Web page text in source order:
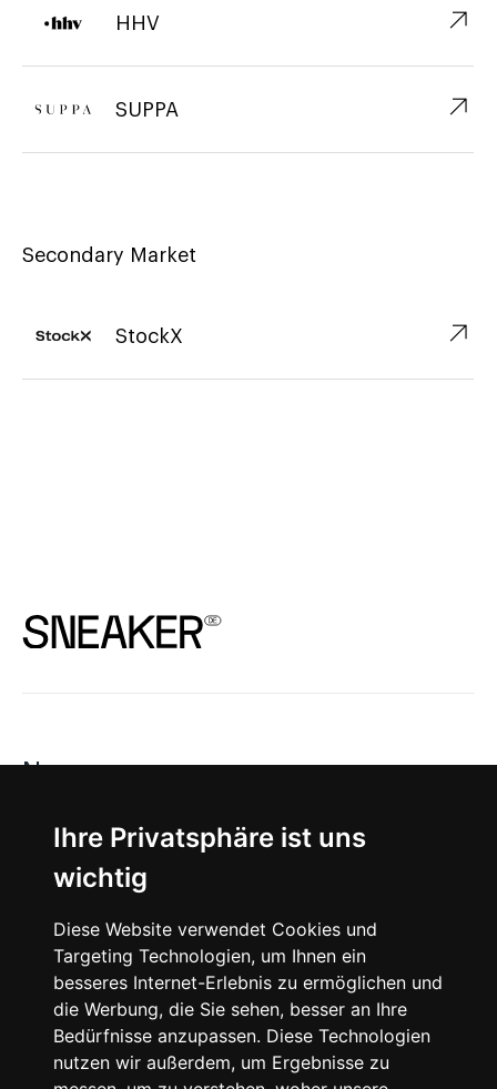
Ihre Privatsphäre ist uns
wichtig
Diese Website verwendet Cookies und
Targeting Technologien, um Ihnen ein
besseres Internet-Erlebnis zu ermöglichen und
die Werbung, die Sie sehen, besser an Ihre
Bedürfnisse anzupassen. Diese Technologien
nutzen wir außerdem, um Ergebnisse zu
HHV ↗︎
SUPPA ↗︎
Secondary Market
StockX ↗︎
News
About
Instagram
Facebook